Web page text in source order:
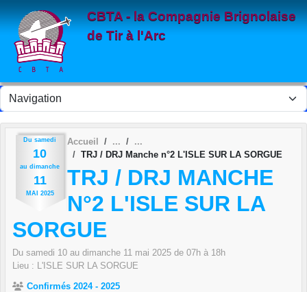
CBTA - la Compagnie Brignolaise
de Tir à l'Arc
Du samedi
10
au dimanche
11
MAI 2025
Accueil
TRJ / DRJ Manche n°2 L'ISLE SUR LA SORGUE
TRJ / DRJ MANCHE
N°2 L'ISLE SUR LA
SORGUE
Du samedi 10 au dimanche 11 mai 2025 de 07h à 18h
Lieu : L'ISLE SUR LA SORGUE
Confirmés 2024 - 2025
Panneau de gestion des cookies